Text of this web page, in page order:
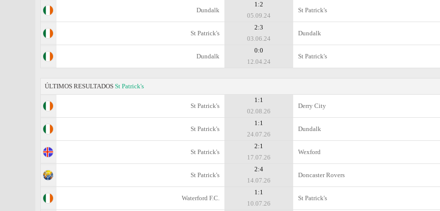
Dundalk
1:2
05.09.24
St Patrick's
St Patrick's
2:3
03.06.24
Dundalk
Dundalk
0:0
12.04.24
St Patrick's
ÚLTIMOS RESULTADOS St Patrick's
St Patrick's
1:1
02.08.26
Derry City
St Patrick's
1:1
24.07.26
Dundalk
St Patrick's
2:1
17.07.26
Wexford
St Patrick's
2:4
14.07.26
Doncaster Rovers
Waterford F.C.
1:1
10.07.26
St Patrick's